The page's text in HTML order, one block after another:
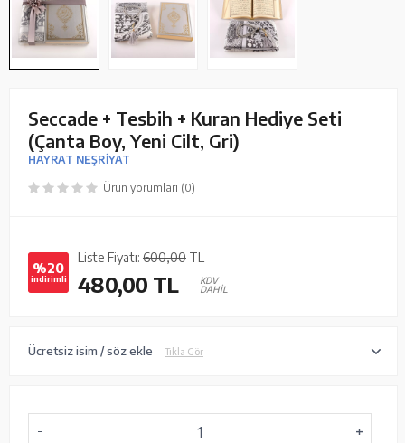
Seccade + Tesbih + Kuran Hediye Seti
(Çanta Boy, Yeni Cilt, Gri)
HAYRAT NEŞRİYAT
Ürün yorumları (0)
%20
indirimli
Liste Fiyatı: 600,00 TL
480,00 TL
KDV
DAHİL
Ücretsiz isim / söz ekle Tıkla Gör